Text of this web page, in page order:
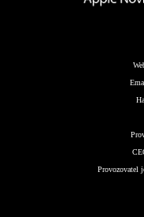
Provozovatel